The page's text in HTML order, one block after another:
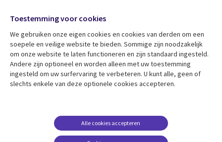
Bekijk meer
Library
NETHERLANDS
Artikelen
Evenementen
Support
Legal
Disclaimer
Cookie management
Media
NETHERLANDS
Toestemming voor cookies
We gebruiken onze eigen cookies en cookies van derden om een ​​
soepele en veilige website te bieden. Sommige zijn noodzakelijk
om onze website te laten functioneren en zijn standaard ingesteld.
Andere zijn optioneel en worden alleen met uw toestemming
ingesteld om uw surfervaring te verbeteren. U kunt alle, geen of
slechts enkele van deze optionele cookies accepteren.
Alle cookies accepteren